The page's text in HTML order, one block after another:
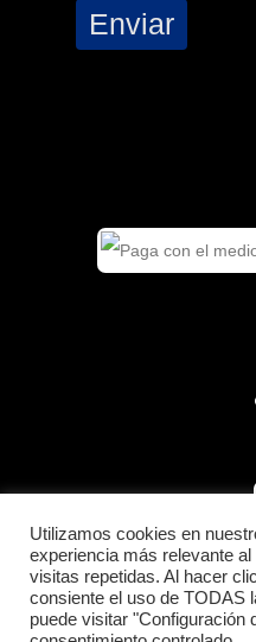
© 2026
Utilizamos cookies en
experiencia más relevante
visitas repetidas. Al hacer
consiente el uso de TODAS
puede visitar "Configuración